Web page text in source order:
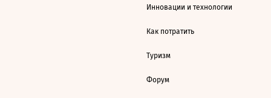
Инновации и технологии
Как потратить
Туризм
Форум